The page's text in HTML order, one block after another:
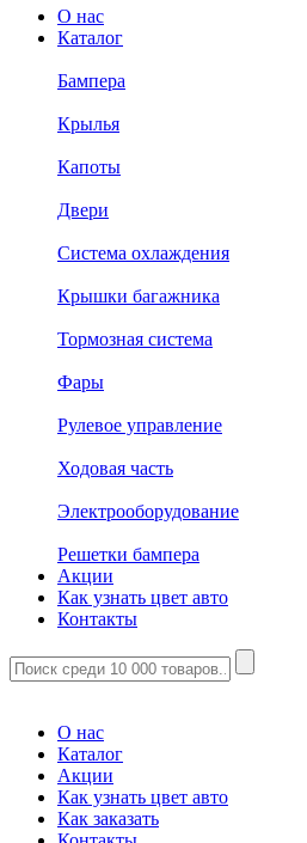
О нас
Каталог
Бампера
Крылья
Капоты
Двери
Система охлаждения
Крышки багажника
Тормозная система
Фары
Рулевое управление
Ходовая часть
Электрооборудование
Решетки бампера
Акции
Как узнать цвет авто
Контакты
О нас
Каталог
Акции
Как узнать цвет авто
Как заказать